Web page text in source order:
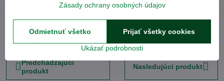
Reddit LinkedIn
mail
Predchádzajúci
produkt
Nasledujúci produkt
Zásady ochrany osobných údajov
Ukázať podrobnosti
Prijať všetky cookies
Odmietnuť všetko